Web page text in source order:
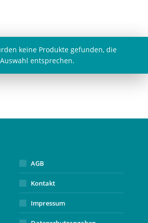
Es wurden keine Produkte gefunden, die
Ihrer Auswahl entsprechen.
AGB
Kontakt
Impressum